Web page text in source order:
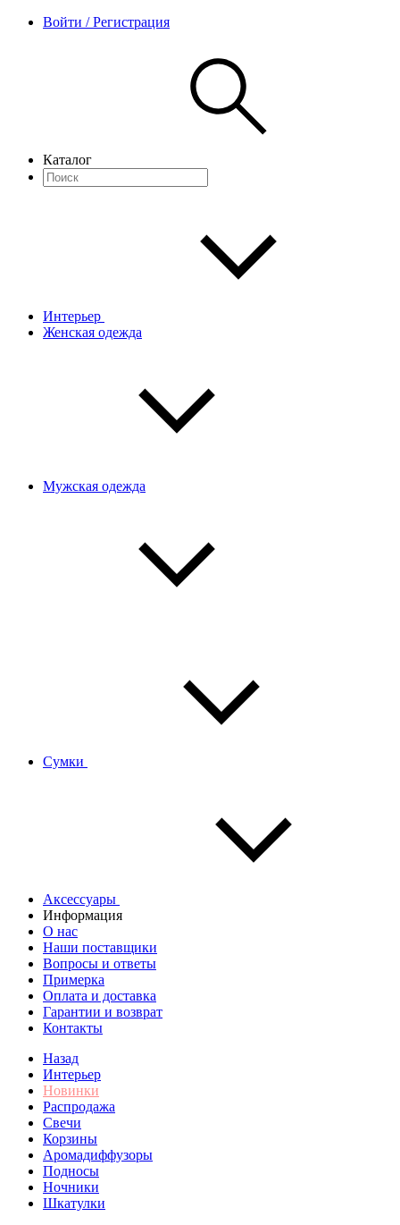
Войти / Регистрация
Каталог
Интерьер
Женская одежда
Мужская одежда
Сумки
Аксессуары
Информация
О нас
Наши поставщики
Вопросы и ответы
Примерка
Оплата и доставка
Гарантии и возврат
Контакты
Назад
Интерьер
Новинки
Распродажа
Свечи
Корзины
Аромадиффузоры
Подносы
Ночники
Шкатулки